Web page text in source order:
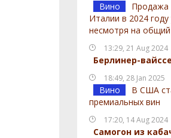
Вино
Продажа
Италии в 2024
несмотря на
13:29, 21 Aug 2024
Берлинер-вайссе
18:49, 28 Jan 2025
Вино
В США
премиальных вин
17:20, 14 Aug 2024
Самогон из